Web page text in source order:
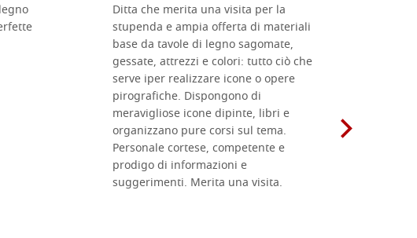
Ditta che merita una visita per la
stupenda e ampia offerta di materiali
base da tavole di legno sagomate,
gessate, attrezzi e colori: tutto ciò che
serve iper realizzare icone o opere
pirografiche. Dispongono di
meravigliose icone dipinte, libri e
organizzano pure corsi sul tema.
Personale cortese, competente e
prodigo di informazioni e
suggerimenti. Merita una visita.